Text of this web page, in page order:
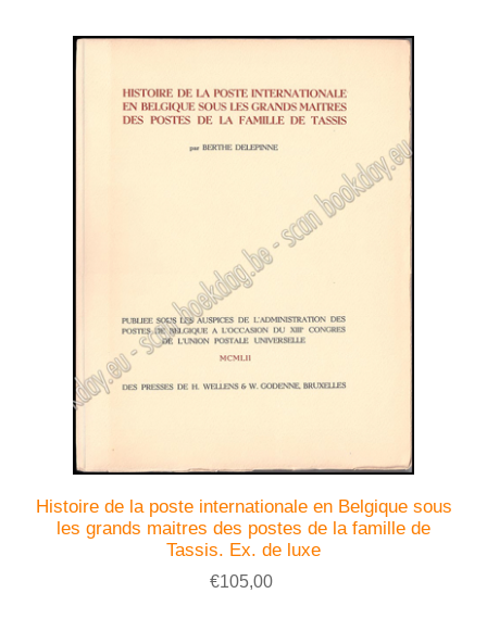
Histoire de la poste internationale en Belgique sous
les grands maitres des postes de la famille de
Tassis. Ex. de luxe
€105,00